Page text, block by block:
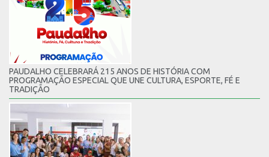
PAUDALHO CELEBRARÁ 215 ANOS DE HISTÓRIA COM
PROGRAMAÇÃO ESPECIAL QUE UNE CULTURA, ESPORTE, FÉ E
TRADIÇÃO